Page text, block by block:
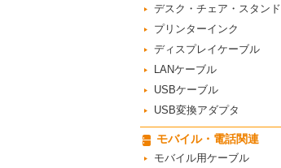
デスク・チェア・スタンド
プリンターインク
ディスプレイケーブル
LANケーブル
USBケーブル
USB変換アダプタ
モバイル・電話関連
モバイル用ケーブル